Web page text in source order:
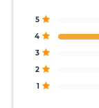
5
4
3
2
1